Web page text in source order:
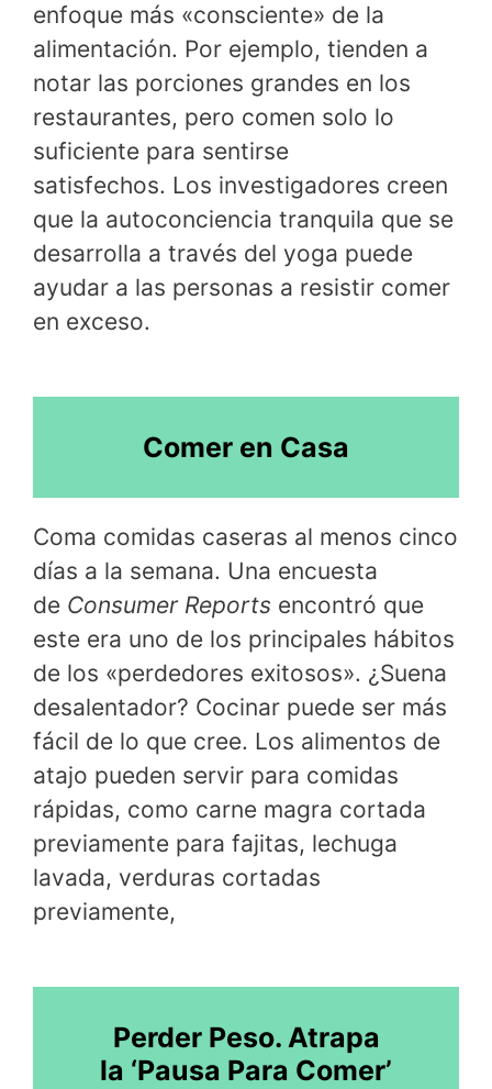
enfoque más «consciente» de la
alimentación. Por ejemplo, tienden a
notar las porciones grandes en los
restaurantes, pero comen solo lo
suficiente para sentirse
satisfechos. Los investigadores creen
que la autoconciencia tranquila que se
desarrolla a través del yoga puede
ayudar a las personas a resistir comer
en exceso.
Comer en Casa
Coma comidas caseras al menos cinco
días a la semana. Una encuesta
de Consumer Reports encontró que
este era uno de los principales hábitos
de los «perdedores exitosos». ¿Suena
desalentador? Cocinar puede ser más
fácil de lo que cree. Los alimentos de
atajo pueden servir para comidas
rápidas, como carne magra cortada
previamente para fajitas, lechuga
lavada, verduras cortadas
previamente,
Perder Peso. Atrapa
la ‘Pausa Para Comer’